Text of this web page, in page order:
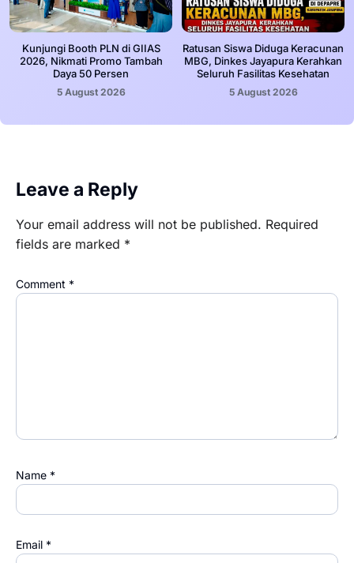
Kunjungi Booth PLN di GIIAS
2026, Nikmati Promo Tambah
Daya 50 Persen
5 August 2026
Ratusan Siswa Diduga Keracunan
MBG, Dinkes Jayapura Kerahkan
Seluruh Fasilitas Kesehatan
5 August 2026
Leave a Reply
Your email address will not be published. Required
fields are marked *
Comment *
Name *
Email *